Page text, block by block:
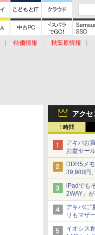
特価情報 秋葉原情報
アクセ
1時間
アキバお
お盆セー
円、水平
9,801円
DDR5メ
39,980円
[8月前半
iPadでも
2WAY」
アキバに“
リもマザ
日(金)22
イオシス